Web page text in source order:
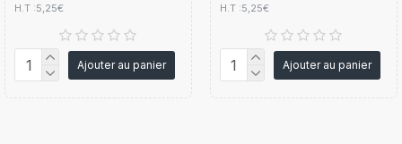
H.T :5,25€
Ajouter au panier
H.T :5,25€
Ajouter au panier